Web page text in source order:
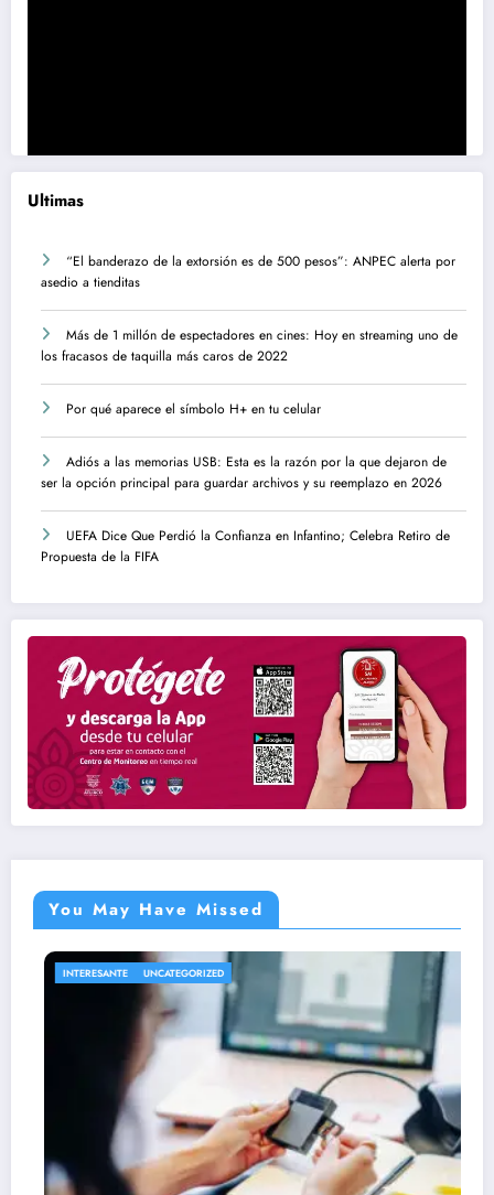
Ultimas
“El banderazo de la extorsión es de 500 pesos”: ANPEC alerta por
asedio a tienditas
Más de 1 millón de espectadores en cines: Hoy en streaming uno de
los fracasos de taquilla más caros de 2022
Por qué aparece el símbolo H+ en tu celular
Adiós a las memorias USB: Esta es la razón por la que dejaron de
ser la opción principal para guardar archivos y su reemplazo en 2026
UEFA Dice Que Perdió la Confianza en Infantino; Celebra Retiro de
Propuesta de la FIFA
You May Have Missed
INTERESANTE UNCATEGORIZED